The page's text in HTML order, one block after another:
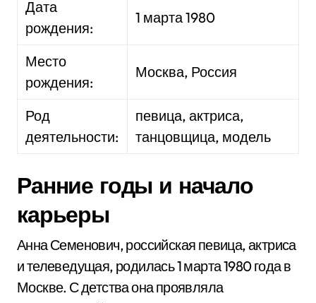
Дата
рождения:
1 марта 1980
Место
рождения:
Москва, Россия
Род
деятельности:
певица, актриса,
танцовщица, модель
Ранние годы и начало
карьеры
Анна Семенович, российская певица, актриса
и телеведущая, родилась 1 марта 1980 года в
Москве. С детства она проявляла